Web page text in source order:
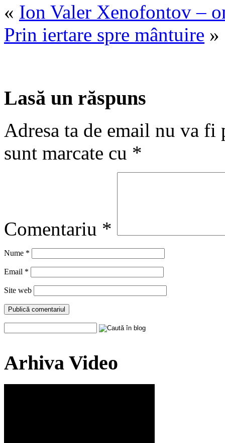
« Ion Valer Xenofontov –
Prin iertare spre mântuire »
Lasă un răspuns
Adresa ta de email nu va fi
sunt marcate cu *
Comentariu *
Nume *
Email *
Site web
Arhiva Video